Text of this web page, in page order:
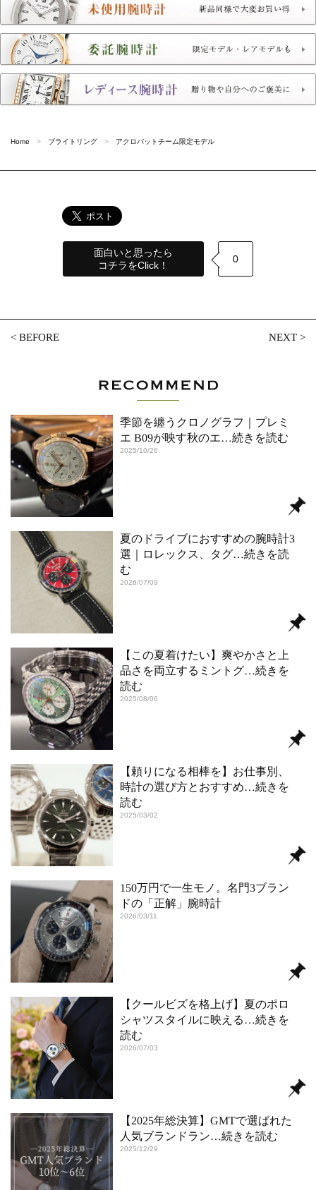
Home ブライトリング アクロバットチーム限定モデル
面白いと思ったら
コチラをClick！
0
<BEFORE NEXT>
季節を纏うクロノグラフ｜プレミ
エ B09が映す秋のエ…続きを読む
2025/10/26
夏のドライブにおすすめの腕時計3
選｜ロレックス、タグ…続きを読
む
2026/07/09
【この夏着けたい】爽やかさと上
品さを両立するミントグ…続きを
読む
2025/08/06
【頼りになる相棒を】お仕事別、
時計の選び方とおすすめ…続きを
読む
2025/03/02
150万円で一生モノ。名門3ブラン
ドの「正解」腕時計
2026/03/11
【クールビズを格上げ】夏のポロ
シャツスタイルに映える …続きを
読む
2026/07/03
【2025年総決算】GMTで選ばれた
人気ブランドラン…続きを読む
2025/12/29